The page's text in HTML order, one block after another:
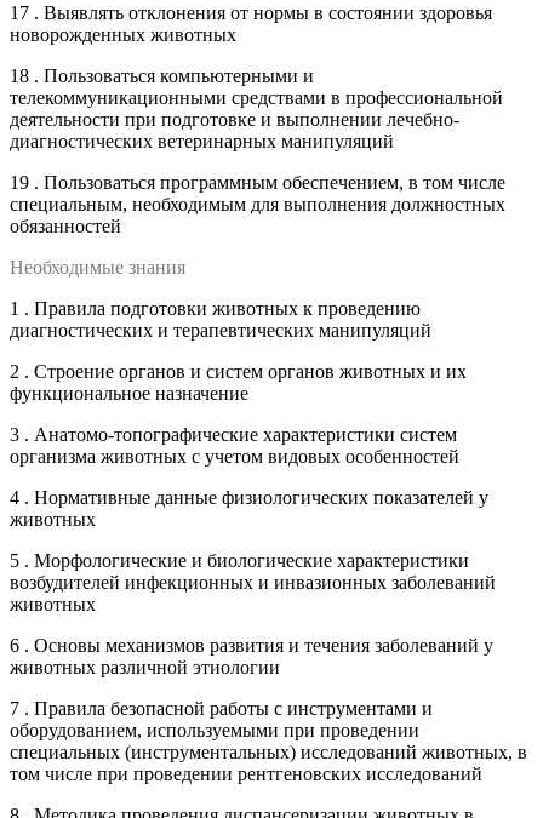
17 . Выявлять отклонения от нормы в состоянии здоровья
новорожденных животных
18 . Пользоваться компьютерными и
телекоммуникационными средствами в профессиональной
деятельности при подготовке и выполнении лечебно-
диагностических ветеринарных манипуляций
19 . Пользоваться программным обеспечением, в том числе
специальным, необходимым для выполнения должностных
обязанностей
Необходимые знания
1 . Правила подготовки животных к проведению
диагностических и терапевтических манипуляций
2 . Строение органов и систем органов животных и их
функциональное назначение
3 . Анатомо-топографические характеристики систем
организма животных с учетом видовых особенностей
4 . Нормативные данные физиологических показателей у
животных
5 . Морфологические и биологические характеристики
возбудителей инфекционных и инвазионных заболеваний
животных
6 . Основы механизмов развития и течения заболеваний у
животных различной этиологии
7 . Правила безопасной работы с инструментами и
оборудованием, используемыми при проведении
специальных (инструментальных) исследований животных, в
том числе при проведении рентгеновских исследований